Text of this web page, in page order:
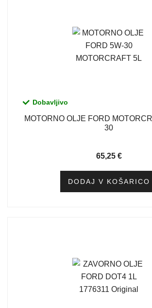
Dobavljivo
MOTORNO OLJE FORD
30
65,25 €
DODAJ V KOŠARICO